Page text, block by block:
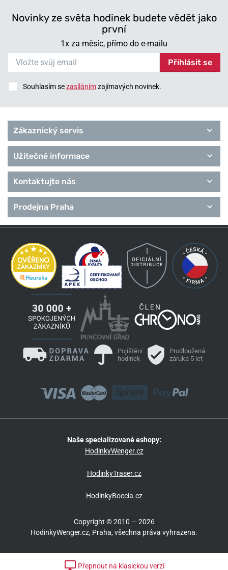
Novinky ze světa hodinek budete vědět jako
první
1x za měsíc, přímo do e-mailu
Přihlásit se
Souhlasím sezasílánímzajímavých novinek.
Zákaznický servis
Užitečné informace
Kontaktujte nás
Prodejna Praha
Pojištění
hodinek
Prodloužená
záruka 5 let
Naše specializované eshopy:
HodinkyWenger.cz
HodinkyTraser.cz
HodinkyBoccia.cz
Copyright © 2010 — 2026
HodinkyWenger.cz, Praha, všechna práva vyhrazena.
Přepnout na klasickou verzi